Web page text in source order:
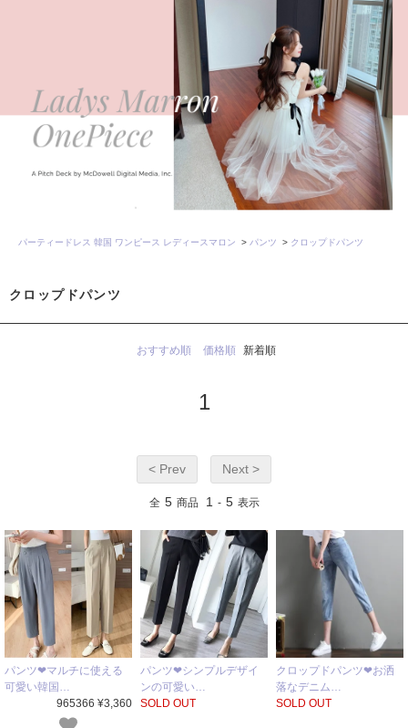
パーティードレス 韓国 ワンピース レディースマロン > パンツ > クロップドパンツ
クロップドパンツ
おすすめ順 価格順 新着順
1
< Prev Next >
全 5 商品 1 - 5 表示
パンツ❤マルチに使える
可愛い韓国…
965366 ¥3,360
パンツ❤シンプルデザイ
ンの可愛い…
SOLD OUT
クロップドパンツ❤お洒
落なデニム…
SOLD OUT